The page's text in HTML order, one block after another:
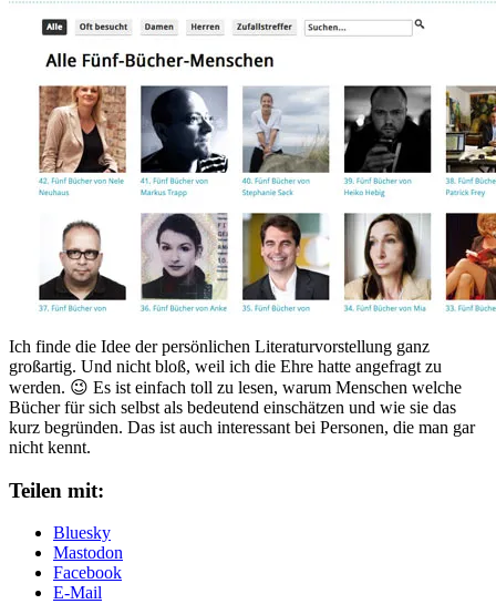
Ich finde die Idee der persönlichen Literaturvorstellung ganz
großartig. Und nicht bloß, weil ich die Ehre hatte angefragt zu
werden. 😉 Es ist einfach toll zu lesen, warum Menschen welche
Bücher für sich selbst als bedeutend einschätzen und wie sie das
kurz begründen. Das ist auch interessant bei Personen, die man gar
nicht kennt.
Teilen mit:
Bluesky
Mastodon
Facebook
E-Mail